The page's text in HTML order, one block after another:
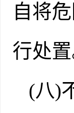
自将
行处置
(八)